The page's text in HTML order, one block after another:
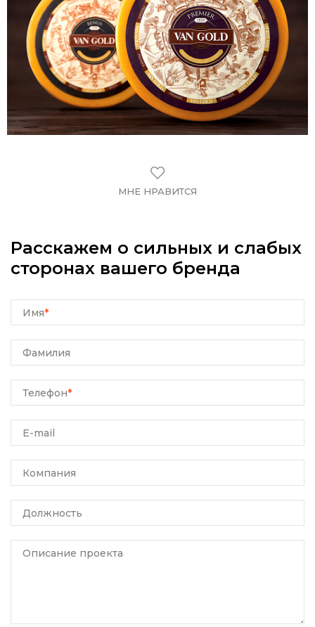
МНЕ НРАВИТСЯ
Расскажем о сильных и слабых
сторонах вашего бренда
Имя*
Фамилия
Телефон*
E-mail
Компания
Должность
Описание проекта